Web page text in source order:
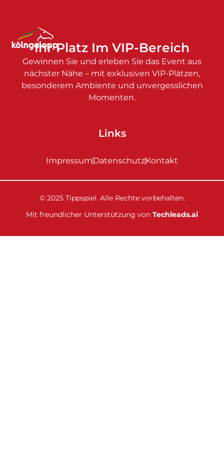
Ihr Platz Im VIP-Bereich
Gewinnen Sie und erleben Sie das Event aus
nächster Nähe – mit exklusiven VIP-Plätzen,
besonderem Ambiente und unvergesslichen
Momenten.
Links
ImpressumDatenschutzKontakt
© 2025 Tippspiel. Alle Rechte vorbehalten.
Mit freundlicher Unterstützung von Techleads.ai